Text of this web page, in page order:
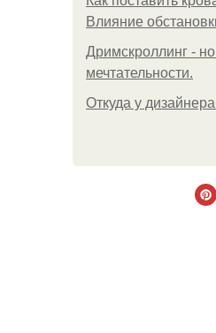
Влияние
Дримскроллинг -
мечтательности.
Откуда у